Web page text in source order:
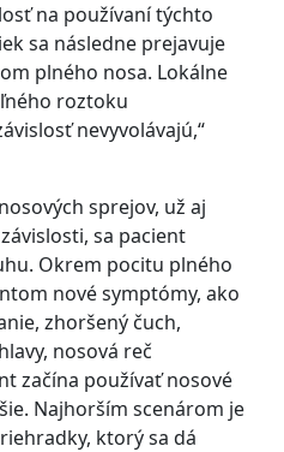
na používaní týchto
sa následne prejavuje
plného nosa. Lokálne
roztoku
nevyvolávajú,“
sprejov, už aj
sa pacient
Okrem pocitu plného
nové symptómy, ako
zhoršený čuch,
nosová reč
začína používať nosové
Najhorším scenárom je
ktorý sa dá